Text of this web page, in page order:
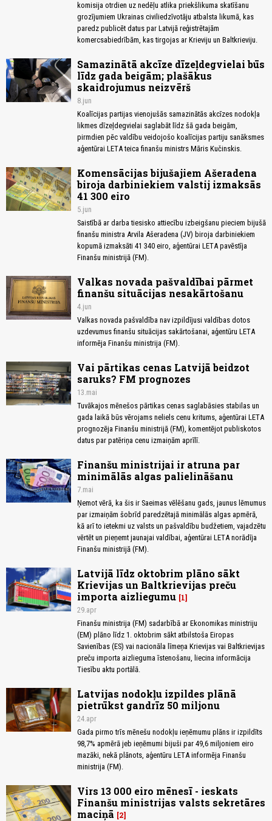
komisija otrdien uz nedēļu atlika priekšlikuma skatīšanu
grozījumiem Ukrainas civiliedzīvotāju atbalsta likumā, kas
paredz publicēt datus par Latvijā reģistrētajām
komercsabiedrībām, kas tirgojas ar Krieviju un Baltkrieviju.
Samazinātā akcīze dīzeļdegvielai būs
līdz gada beigām; plašākus
skaidrojumus neizvērš
8.jun
Koalīcijas partijas vienojušās samazinātās akcīzes nodokļa
likmes dīzeļdegvielai saglabāt līdz šā gada beigām,
pirmdien pēc valdību veidojošo koalīcijas partiju sanāksmes
aģentūrai LETA teica finanšu ministrs Māris Kučinskis.
Komensācijas bijušajiem Ašeradena
biroja darbiniekiem valstij izmaksās
41 300 eiro
5.jun
Saistībā ar darba tiesisko attiecību izbeigšanu pieciem bijušā
finanšu ministra Arvila Ašeradena (JV) biroja darbiniekiem
kopumā izmaksāti 41 340 eiro, aģentūrai LETA pavēstīja
Finanšu ministrijā (FM).
Valkas novada pašvaldībai pārmet
finanšu situācijas nesakārtošanu
4.jun
Valkas novada pašvaldība nav izpildījusi valdības dotos
uzdevumus finanšu situācijas sakārtošanai, aģentūru LETA
informēja Finanšu ministrija (FM).
Vai pārtikas cenas Latvijā beidzot
saruks? FM prognozes
13.mai
Tuvākajos mēnešos pārtikas cenas saglabāsies stabilas un
gada laikā būs vērojams neliels cenu kritums, aģentūrai LETA
prognozēja Finanšu ministrijā (FM), komentējot publiskotos
datus par patēriņa cenu izmaiņām aprīlī.
Finanšu ministrijai ir atruna par
minimālās algas palielināšanu
7.mai
Ņemot vērā, ka šis ir Saeimas vēlēšanu gads, jaunus lēmumus
par izmaiņām šobrīd paredzētajā minimālās algas apmērā,
kā arī to ietekmi uz valsts un pašvaldību budžetiem, vajadzētu
vērtēt un pieņemt jaunajai valdībai, aģentūrai LETA norādīja
Finanšu ministrijā (FM).
Latvijā līdz oktobrim plāno sākt
Krievijas un Baltkrievijas preču
importa aizliegumu 1
29.apr
Finanšu ministrija (FM) sadarbībā ar Ekonomikas ministriju
(EM) plāno līdz 1. oktobrim sākt atbilstoša Eiropas
Savienības (ES) vai nacionāla līmeņa Krievijas vai Baltkrievijas
preču importa aizlieguma īstenošanu, liecina informācija
Tiesību aktu portālā.
Latvijas nodokļu izpildes plānā
pietrūkst gandrīz 50 miljonu
24.apr
Gada pirmo trīs mēnešu nodokļu ieņēmumu plāns ir izpildīts
98,7% apmērā jeb ieņēmumi bijuši par 49,6 miljoniem eiro
mazāki, nekā plānots, aģentūru LETA informēja Finanšu
ministrija (FM).
Virs 13 000 eiro mēnesī - ieskats
Finanšu ministrijas valsts sekretāres
maciņā
2